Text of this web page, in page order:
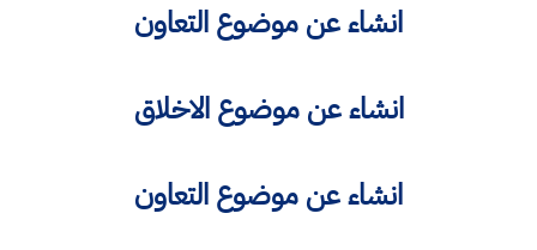
انشاء عن موضوع التعاون
انشاء عن موضوع الاخلاق
انشاء عن موضوع التعاون